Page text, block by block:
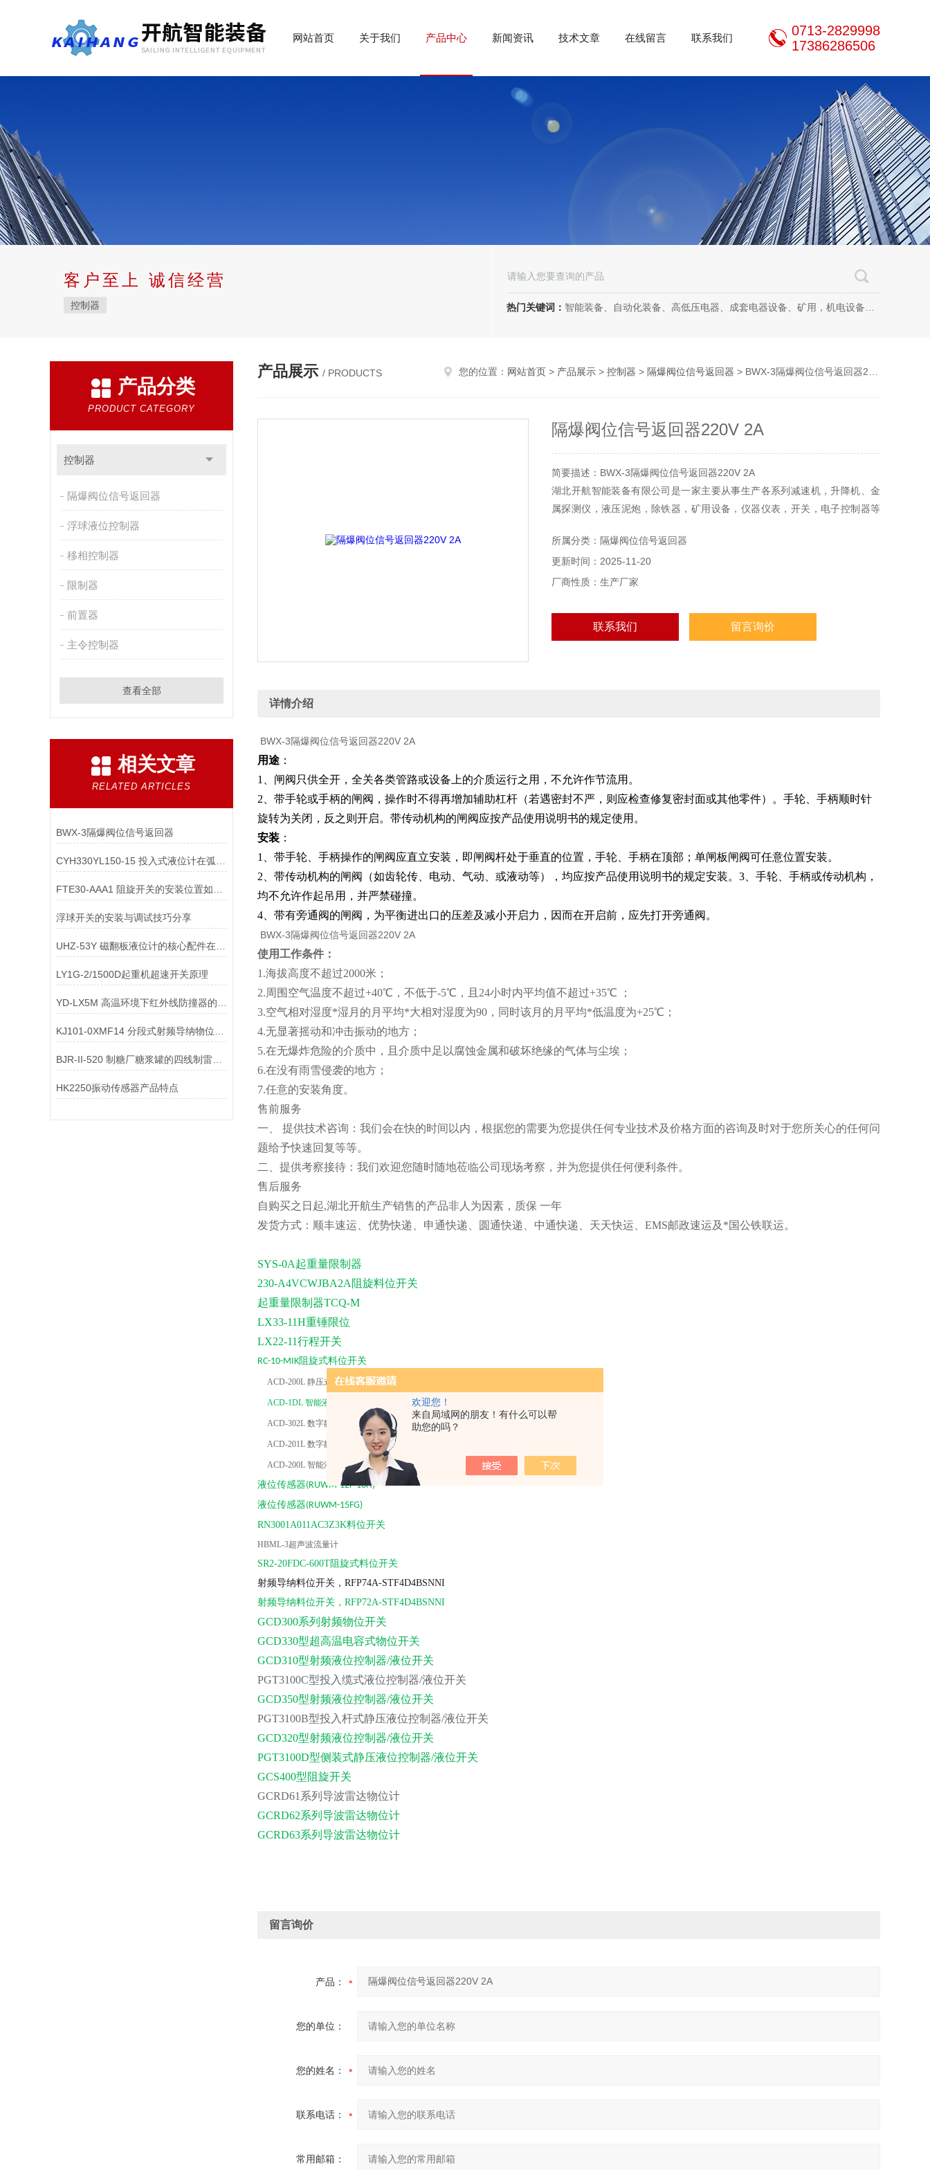
欢迎您！
来自局域网的朋友！有什么可以帮
助您的吗？
网站首页 关于我们 产品中心 新闻资讯 技术文章 在线留言 联系我们
0713-2829998
17386286506
客户至上 诚信经营
控制器 热门关键词： 智能装备、自动化装备、高低压电器、成套电器设备、矿用，机电设备、机电设备及其配件、传动设备、减速机、电动机、传感器、气动液压元件、电器及其配件、电缆线、照明器材、，电器设计、研发、制造、加工、销售、租凭、维修、安装、调试。
产品分类
PRODUCT CATEGORY
控制器
隔爆阀位信号返回器
浮球液位控制器
移相控制器
限制器
前置器
主令控制器
查看全部
相关文章
RELATED ARTICLES
BWX-3隔爆阀位信号返回器
浮球开关的安装与调试技巧分享
UHZ-53Y 磁翻板液位计的核心配件在 “高频振动”下易出现哪些问题
LY1G-2/1500D起重机超速开关原理
BJR-II-520 制糖厂糖浆罐的四线制雷达物位计加长天线定制
HK2250振动传感器产品特点
产品展示 / PRODUCTS 您的位置： 网站首页 > 产品展示 > 控制器 > 隔爆阀位信号返回器 > BWX-3隔爆阀位信号返回器220V 2A
隔爆阀位信号返回器220V 2A
简要描述：BWX-3隔爆阀位信号返回器220V 2A
湖北开航智能装备有限公司是一家主要从事生产各系列减速机，升降机、金
属探测仪，液压泥炮，除铁器，矿用设备，仪器仪表，开关，电子控制器等
公司产品覆盖广，主要应用于冶金、矿山、起重、建筑、运输、化工、电
力、轻纺、食品、印刷、橡塑，港口等行业。
所属分类：隔爆阀位信号返回器
更新时间：2025-11-20
厂商性质：生产厂家
联系我们 留言询价
详情介绍
BWX-3隔爆阀位信号返回器220V 2A
用途 ：
1、闸阀只供全开，全关各类管路或设备上的介质运行之用，不允许作节流用。
2、带手轮或手柄的闸阀，操作时不得再增加辅助杠杆（若遇密封不严，则应检查修复密封面或其他零件）。手轮、手柄顺时针
旋转为关闭，反之则开启。带传动机构的闸阀应按产品使用说明书的规定使用。
安装 ：
1、带手轮、手柄操作的闸阀应直立安装，即闸阀杆处于垂直的位置，手轮、手柄在顶部；单闸板闸阀可任意位置安装。
2、带传动机构的闸阀（如齿轮传、电动、气动、或液动等），均应按产品使用说明书的规定安装。3、手轮、手柄或传动机构，
均不允许作起吊用，并严禁碰撞。
4、带有旁通阀的闸阀，为平衡进出口的压差及减小开启力，因而在开启前，应先打开旁通阀。
BWX-3隔爆阀位信号返回器220V 2A
使用工作条件：
1.海拔高度不超过2000米；
2.周围空气温度不超过+40℃，不低于-5℃，且24小时内平均值不超过+35℃ ；
3.空气相对湿度*湿月的月平均*大相对湿度为90，同时该月的月平均*低温度为+25℃；
4.无显著摇动和冲击振动的地方；
5.在无爆炸危险的介质中，且介质中足以腐蚀金属和破坏绝缘的气体与尘埃；
6.在没有雨雪侵袭的地方；
7.任意的安装角度。
售前服务
一、 提供技术咨询：我们会在快的时间以内，根据您的需要为您提供任何专业技术及价格方面的咨询及时对于您所关心的任何问
题给予快速回复等等。
二、提供考察接待：我们欢迎您随时随地莅临公司现场考察，并为您提供任何便利条件。
售后服务
自购买之日起,湖北开航生产销售的产品非人为因素，质保 一年
发货方式：顺丰速运、优势快递、申通快递、圆通快递、中通快递、天天快运、EMS邮政速运及*国公铁联运。
SYS-0A起重量限制器
230-A4VCWJBA2A阻旋料位开关
起重量限制器TCQ-M
LX33-11H重锤限位
LX22-11行程开关
RC-10-MIK阻旋式料位开关
ACD-200L 静压式液位计，投入式数显液位计
ACD-1DL 智能液位计单液位/磁致伸缩磁翻板
ACD-302L 数字静压式液位变送器/数字液位计
ACD-201L 数字静压式液位计/带通讯及输出
ACD-200L 智能液位计/数字静压式
液位传感器(RUWM-12F-18H)
液位传感器(RUWM-15FG)
RN3001A011AC3Z3K料位开关
HBML-3超声波流量计
SR2-20FDC-600T阻旋式料位开关
射频导纳料位开关， RFP74A-STF4D4BSNNI
射频导纳料位开关， RFP72A-STF4D4BSNNI
GCD300系列射频物位开关
GCD330型超高温电容式物位开关
GCD310型射频液位控制器/液位开关
PGT3100C型投入缆式液位控制器/液位开关
GCD350型射频液位控制器/液位开关
PGT3100B型投入杆式静压液位控制器/液位开关
GCD320型射频液位控制器/液位开关
PGT3100D型侧装式静压液位控制器/液位开关
GCS400型阻旋开关
GCRD61 系列导波雷达物位计
GCRD62系列导波雷达物位计
GCRD63系列导波雷达物位计
留言询价
产品：
您的单位：
您的姓名：
联系电话：
常用邮箱：